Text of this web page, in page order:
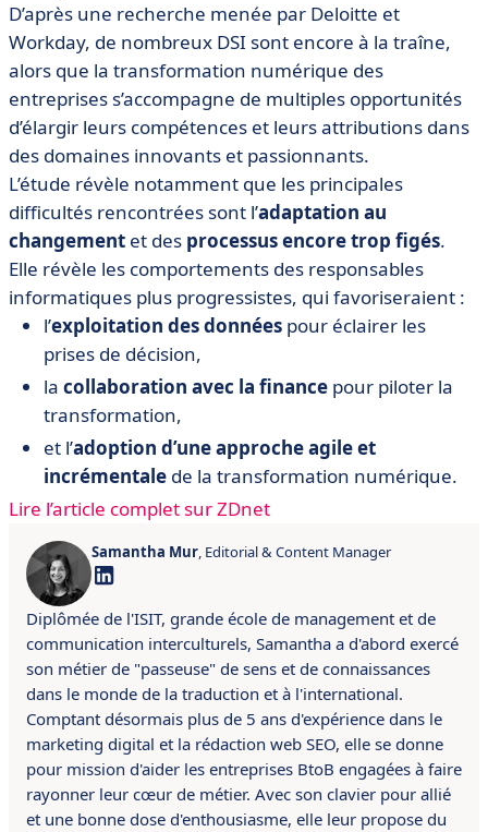
D’après une recherche menée par Deloitte et
Workday, de nombreux DSI sont encore à la traîne,
alors que la transformation numérique des
entreprises s’accompagne de multiples opportunités
d’élargir leurs compétences et leurs attributions dans
des domaines innovants et passionnants.
L’étude révèle notamment que les principales
difficultés rencontrées sont l’adaptation au
changement et des processus encore trop figés.
Elle révèle les comportements des responsables
informatiques plus progressistes, qui favoriseraient :
l’exploitation des données pour éclairer les
prises de décision,
la collaboration avec la finance pour piloter la
transformation,
et l’adoption d’une approche agile et
incrémentale de la transformation numérique.
Lire l’article complet sur ZDnet
Samantha Mur, Editorial & Content Manager
Diplômée de l'ISIT, grande école de management et de
communication interculturels, Samantha a d'abord exercé
son métier de "passeuse" de sens et de connaissances
dans le monde de la traduction et à l'international.
Comptant désormais plus de 5 ans d'expérience dans le
marketing digital et la rédaction web SEO, elle se donne
pour mission d'aider les entreprises BtoB engagées à faire
rayonner leur cœur de métier. Avec son clavier pour allié
et une bonne dose d'enthousiasme, elle leur propose du